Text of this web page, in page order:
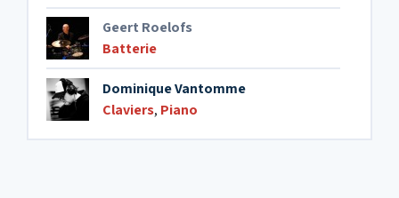
Geert Roelofs
Batterie
Dominique Vantomme
Claviers, Piano